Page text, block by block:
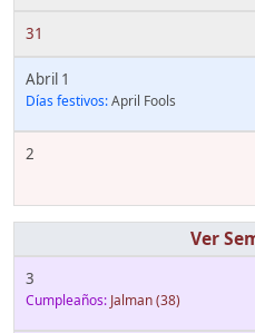
31
Abril 1
Días festivos:April Fools
2
3
Cumpleaños: Jalman(38)